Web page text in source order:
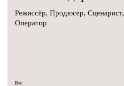
Режиссёр, Продюсер, Сценарист,
Оператор
Вес